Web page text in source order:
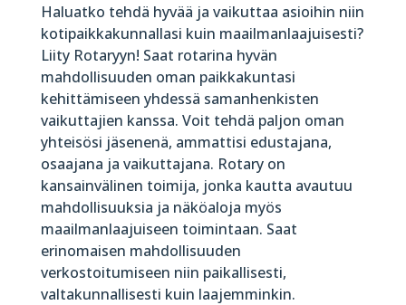
Haluatko tehdä hyvää ja vaikuttaa asioihin niin
kotipaikkakunnallasi kuin maailmanlaajuisesti?
Liity Rotaryyn! Saat rotarina hyvän
mahdollisuuden oman paikkakuntasi
kehittämiseen yhdessä samanhenkisten
vaikuttajien kanssa. Voit tehdä paljon oman
yhteisösi jäsenenä, ammattisi edustajana,
osaajana ja vaikuttajana. Rotary on
kansainvälinen toimija, jonka kautta avautuu
mahdollisuuksia ja näköaloja myös
maailmanlaajuiseen toimintaan. Saat
erinomaisen mahdollisuuden
verkostoitumiseen niin paikallisesti,
valtakunnallisesti kuin laajemminkin.